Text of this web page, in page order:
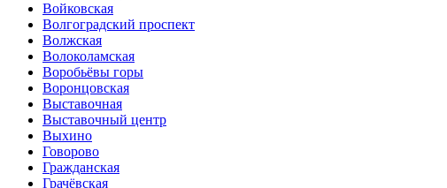
Войковская
Волгоградский проспект
Волжская
Волоколамская
Воробьёвы горы
Воронцовская
Выставочная
Выставочный центр
Выхино
Говорово
Гражданская
Грачёвская